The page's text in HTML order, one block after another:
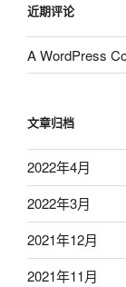
近期评论
A WordPress
文章归档
2022年4月
2022年3月
2021年12月
2021年11月